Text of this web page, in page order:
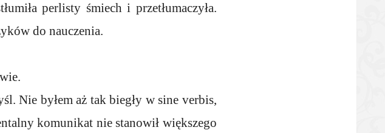
perlisty śmiech i przetłumaczyła.
do nauczenia.
Nie byłem aż tak biegły w sine verbis,
komunikat nie stanowił większego